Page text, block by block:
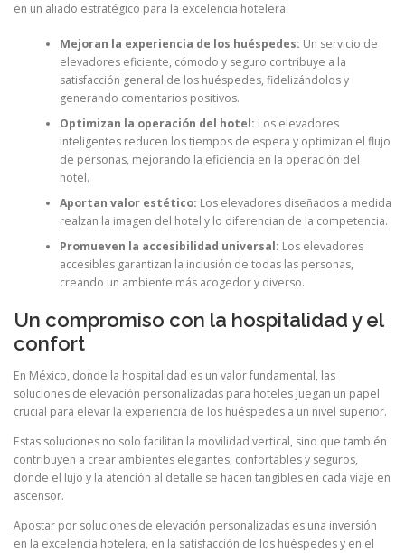
en un aliado estratégico para la excelencia hotelera:
Mejoran la experiencia de los huéspedes: Un servicio de
elevadores eficiente, cómodo y seguro contribuye a la
satisfacción general de los huéspedes, fidelizándolos y
generando comentarios positivos.
Optimizan la operación del hotel: Los elevadores
inteligentes reducen los tiempos de espera y optimizan el flujo
de personas, mejorando la eficiencia en la operación del
hotel.
Aportan valor estético: Los elevadores diseñados a medida
realzan la imagen del hotel y lo diferencian de la competencia.
Promueven la accesibilidad universal: Los elevadores
accesibles garantizan la inclusión de todas las personas,
creando un ambiente más acogedor y diverso.
Un compromiso con la hospitalidad y el
confort
En México, donde la hospitalidad es un valor fundamental, las
soluciones de elevación personalizadas para hoteles juegan un papel
crucial para elevar la experiencia de los huéspedes a un nivel superior.
Estas soluciones no solo facilitan la movilidad vertical, sino que también
contribuyen a crear ambientes elegantes, confortables y seguros,
donde el lujo y la atención al detalle se hacen tangibles en cada viaje en
ascensor.
Apostar por soluciones de elevación personalizadas es una inversión
en la excelencia hotelera, en la satisfacción de los huéspedes y en el